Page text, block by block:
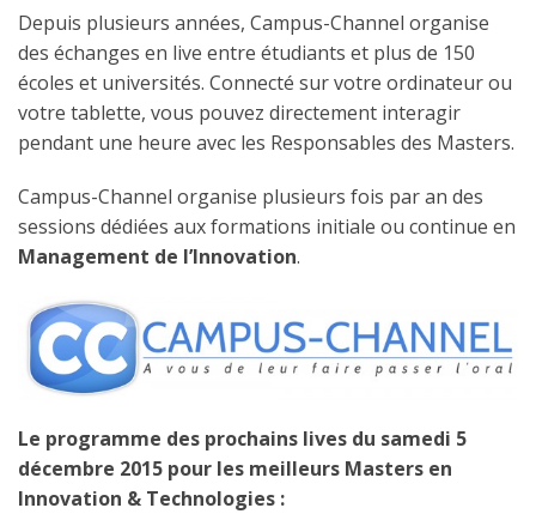
Depuis plusieurs années, Campus-Channel organise
des échanges en live entre étudiants et plus de 150
écoles et universités. Connecté sur votre ordinateur ou
votre tablette, vous pouvez directement interagir
pendant une heure avec les Responsables des Masters.
Campus-Channel organise plusieurs fois par an des
sessions dédiées aux formations initiale ou continue en
Management de l’Innovation.
Le programme des prochains lives du samedi 5
décembre 2015 pour les meilleurs Masters en
Innovation & Technologies :